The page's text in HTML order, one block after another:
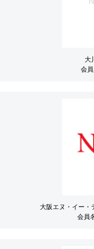
大
会員
大阪エヌ・イー・
会員